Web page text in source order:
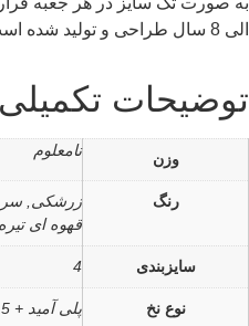
الی 8 سال طراحی و تولید شده است.
توضیحات تکمیلی
وزن نامعلوم
رنگ
زرشکی,
قهوه ای
سایزبندی 4
نوع نخ پلی آمید + 15% الاستان